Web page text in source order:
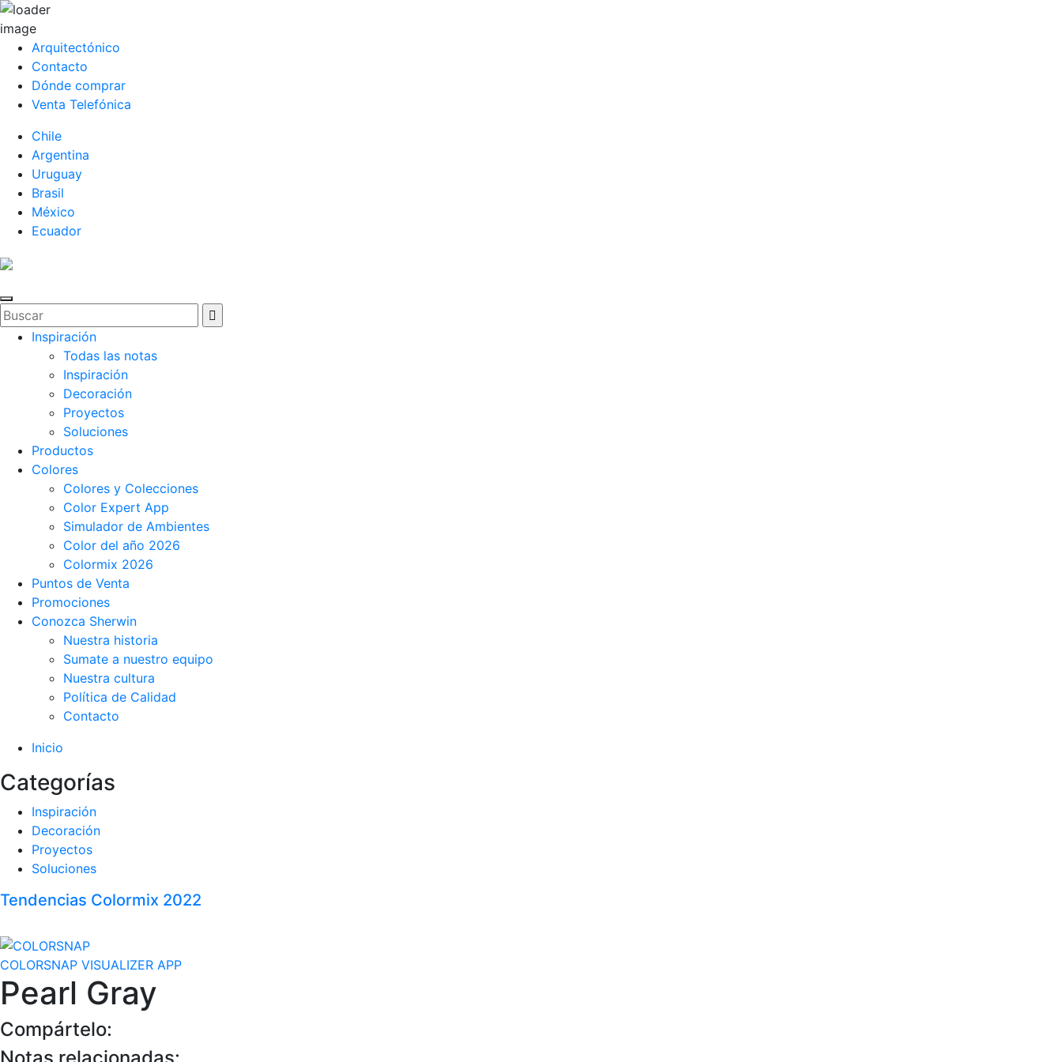
Arquitectónico
Contacto
Dónde comprar
Venta Telefónica
Chile
Argentina
Uruguay
Brasil
México
Ecuador
Inspiración
Todas las notas
Inspiración
Decoración
Proyectos
Soluciones
Productos
Colores
Colores y Colecciones
Color Expert App
Simulador de Ambientes
Color del año 2026
Colormix 2026
Puntos de Venta
Promociones
Conozca Sherwin
Nuestra historia
Sumate a nuestro equipo
Nuestra cultura
Política de Calidad
Contacto
Inicio
Categorías
Inspiración
Decoración
Proyectos
Soluciones
Tendencias Colormix 2022
COLORSNAP VISUALIZER APP
Pearl Gray
Compártelo:
Notas relacionadas: